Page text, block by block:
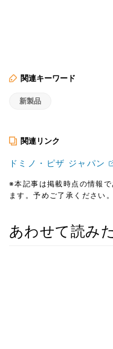
関連キーワード
新製品
関連リンク
ドミノ・ピザ ジャパン
※本記事は掲載時点の情報
ます。予めご了承ください。
あわせて読み